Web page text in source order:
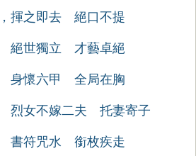
揮之即去 絕口不提
絕世獨立 才藝卓絕
身懷六甲 全局在胸
烈女不嫁二夫 托妻寄子
書符咒水 銜枚疾走